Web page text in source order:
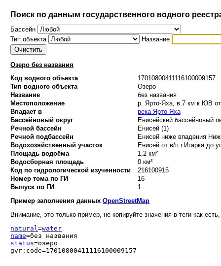
Поиск по данным государственного водного
Бассейн
Тип объекта
Название
Озеро без названия
Код водного объекта
17010800411116100009157
Тип водного объекта
Озеро
Название
без названия
Местоположение
р. Ярто-Яха, в 7 км к ЮВ
Впадает в
река Ярто-Яха
Бассейновый округ
Енисейский бассейновый
Речной бассейн
Енисей (1)
Речной подбассейн
Енисей ниже впадения
Водохозяйственный участок
Енисей от в/п г.Игарка до
Площадь водоёма
1,2 км²
Водосборная площадь
0 км²
Код по гидрологической изученности
216100915
Номер тома по ГИ
16
Выпуск по ГИ
1
Пример заполнения данныхOpenStreetMap
Внимание, это только пример, не копируйте значения в теги как
natural=water
name=без названия
status=озеро
gvr:code=17010800411116100009157